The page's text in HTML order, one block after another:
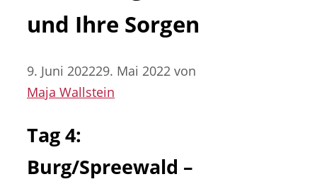
und Ihre Sorgen
9. Juni 202229. Mai 2022 von
Maja Wallstein
Tag 4:
Burg/Spreewald –